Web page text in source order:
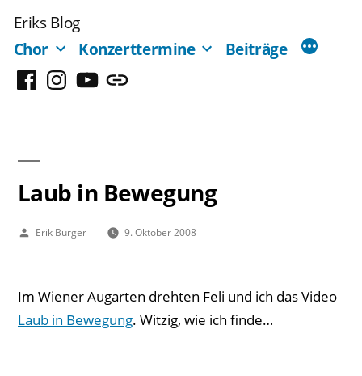
Inhalt
springen
Eriks Blog
Chor
Konzerttermine Beiträge
FacebookInstagram
YouTubeMastodon
Laub in Bewegung
Veröffentlicht
Erik Burger 9. Oktober 2008
Im Wiener Augarten drehten Feli und ich das Video
Laub in Bewegung. Witzig, wie ich finde…